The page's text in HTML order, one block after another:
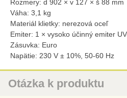
Rozmery: d 902 × v 127 × š 88 mm
Váha: 3,1 kg
Materiál klietky: nerezová oceľ
Emiter: 1 × vysoko účinný emiter
Zásuvka: Euro
Napätie: 230 V ± 10%, 50-60 Hz
Otázka k produktu